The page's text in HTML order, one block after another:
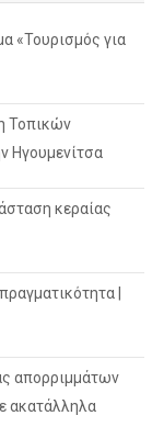
«Τουρισμός για
Τοπικών
Ηγουμενίτσα
κεραίας
|
απορριμμάτων
ακατάλληλα